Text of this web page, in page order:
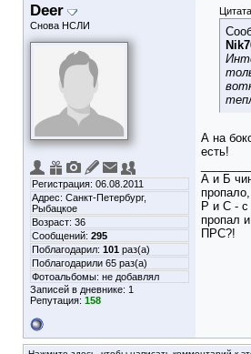
Deer
Снова НСЛИ
Регистрация: 06.08.2011
Адрес: Санкт-Петербург,
Рыбацкое
Возраст: 36
Сообщений: 295
Поблагодарил: 101 раз(а)
Поблагодарили 65 раз(а)
Фотоальбомы: не добавлял
Записей в дневнике: 1
Репутация: 158
А на
есть!
А и Б
Р и С -
пропал
ПРС?!